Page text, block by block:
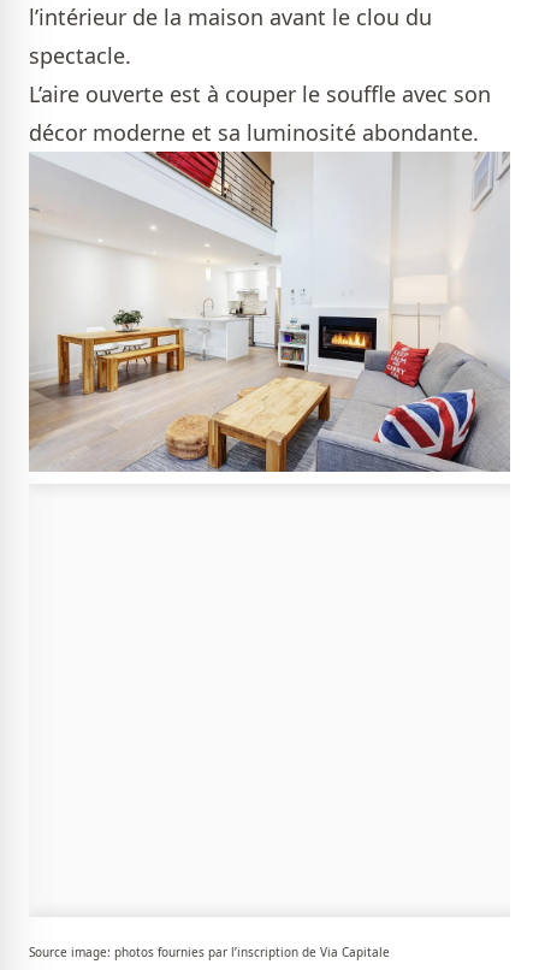
l’intérieur de la maison avant le clou du
spectacle.
L’aire ouverte est à couper le souffle avec son
décor moderne et sa luminosité abondante.
Source image: photos fournies par l’inscription de Via Capitale